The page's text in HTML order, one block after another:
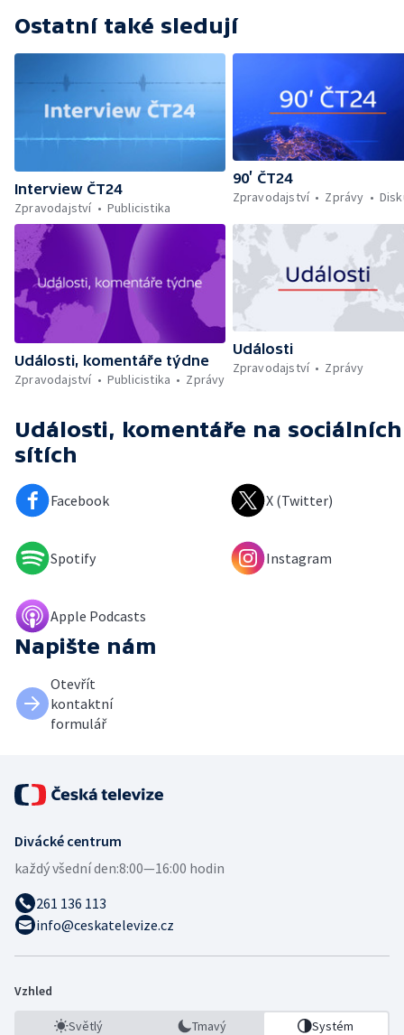
Ostatní také sledují
Interview ČT24
Zpravodajství
Publicistika
90’ ČT24
Zpravodajství
Zprávy
Události, komentáře týdne
Zpravodajství
Publicistika Zprávy
Události
Zpravodajství
Zprávy
Události, komentáře na sociálních
sítích
Facebook X (Twitter)
Spotify Instagram
Apple Podcasts
Napište nám
Otevřít
kontaktní
formulář
Divácké centrum
každý všední den:8:00—16:00 hodin
261 136 113
info@ceskatelevize.cz
Vzhled
Světlý Tmavý Systém